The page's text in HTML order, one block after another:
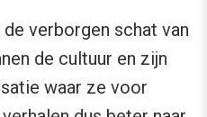
verborgen schat van
de cultuur en zijn
waar ze voor